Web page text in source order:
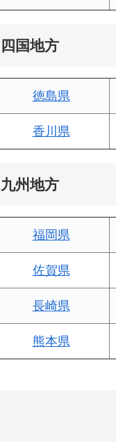
四国地方
徳島県
香川県
九州地方
福岡県
佐賀県
長崎県
熊本県